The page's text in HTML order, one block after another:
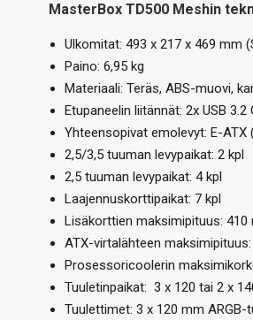
MasterBox TD500 Meshin
Ulkomitat: 493 x 217 x 469 mm
Paino: 6,95 kg
Materiaali: Teräs, ABS-muovi,
Etupaneelin liitännät: 2x USB
Yhteensopivat emolevyt: E-ATX
2,5/3,5 tuuman levypaikat: 2 kpl
2,5 tuuman levypaikat: 4 kpl
Laajennuskorttipaikat: 7 kpl
Lisäkorttien maksimipituus: 410
ATX-virtalähteen
Prosessoricoolerin
Tuuletinpaikat: 3 x 120 tai 2 x
Tuulettimet: 3 x 120 mm ARGB-